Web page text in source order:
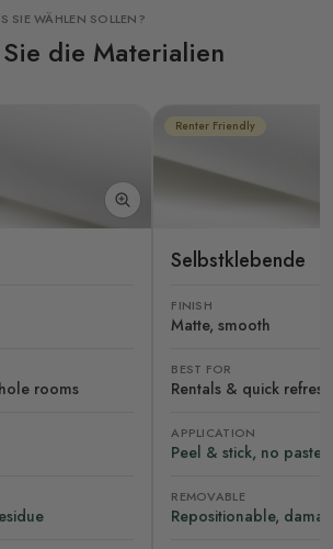
SIE WÄHLEN SOLLEN?
die Materialien
rooms
Renter Friendly
Selbstklebende
FINISH
Matte, smooth
BEST FOR
Rentals & quick
APPLICATION
Peel & stick, no paste
REMOVABLE
Repositionable,